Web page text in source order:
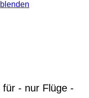
für - nur Flüge -